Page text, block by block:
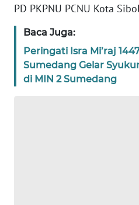
PD PKPNU PCNU Kota
Baca Juga:
Peringati Isra Mi’raj
Sumedang Gelar
di MIN 2 Sumedang
WN
WN
JAKARTA